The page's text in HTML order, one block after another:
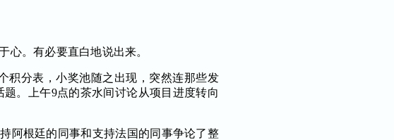
心。有必要直白地说出来。
积分表，小奖池随之出现，突然连那些发
。上午9点的茶水间讨论从项目进度转向
阿根廷的同事和支持法国的同事争论了整